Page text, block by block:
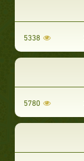
5338
5780